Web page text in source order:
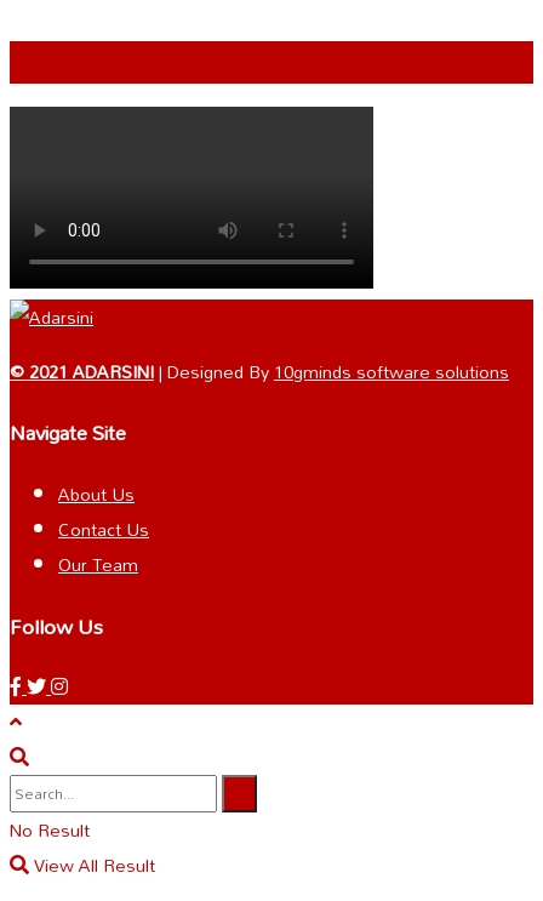
© 2021 ADARSINI| Designed By10gminds software solutions
Navigate Site
About Us
Contact Us
Our Team
Follow Us
No Result
View All Result